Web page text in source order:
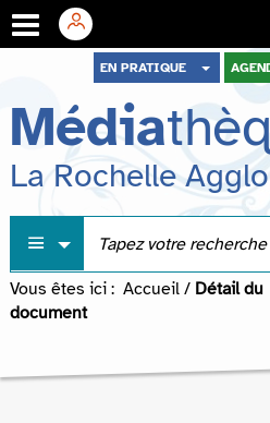
menu
contenu
recherche
EN PRATIQUE
Média
La Rochelle Agglo
Vous êtes ici : Accueil / Détail du
document